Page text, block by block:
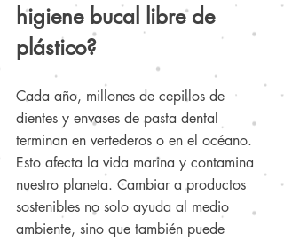
higiene bucal libre de
plástico?
Cada año, millones de cepillos de
dientes y envases de pasta dental
terminan en vertederos o en el océano.
Esto afecta la vida marina y contamina
nuestro planeta. Cambiar a productos
sostenibles no solo ayuda al medio
ambiente, sino que también puede